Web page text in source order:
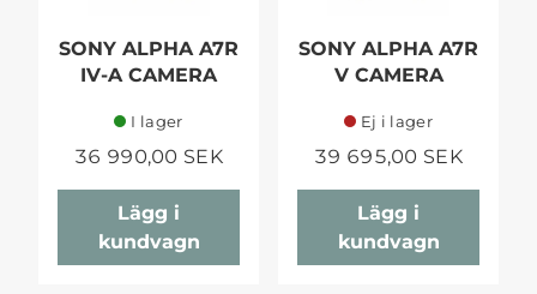
SONY ALPHA A7R
IV-A CAMERA
I lager
36 990,00 SEK
Lägg i
kundvagn
SONY ALPHA A7R
V CAMERA
Ej i lager
39 695,00 SEK
Lägg i
kundvagn